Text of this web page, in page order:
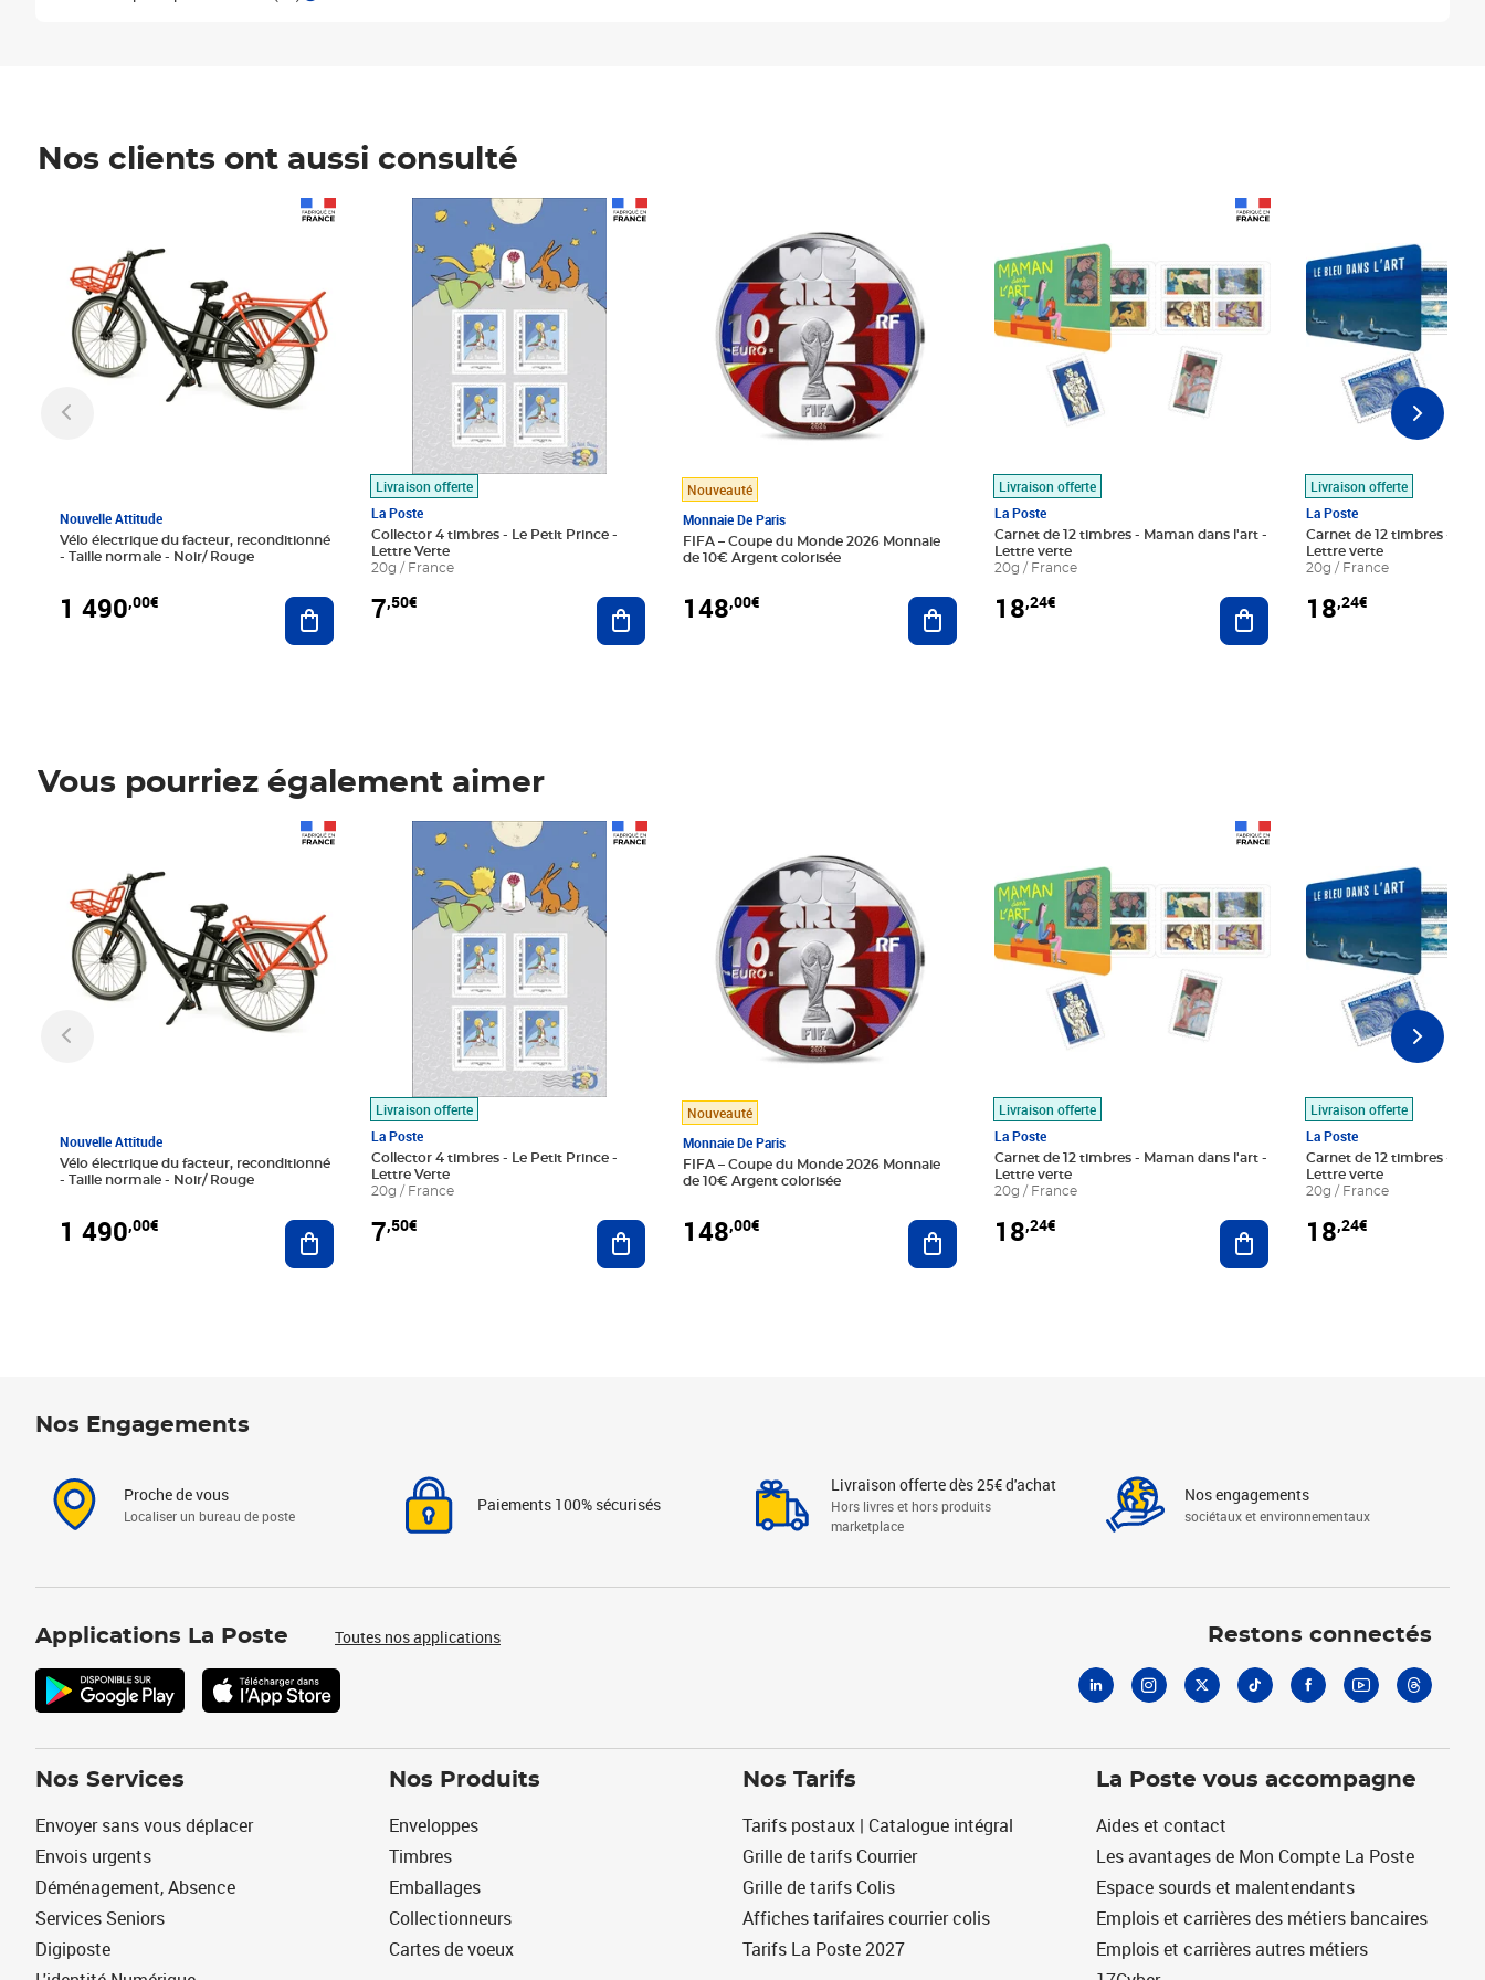
Nos clients ont aussi consulté
Nouvelle Attitude
Vélo électrique du facteur, reconditionné
- Taille normale - Noir/ Rouge
1 490,00€ Ajouter au panier
Livraison offerte
La Poste
Collector 4 timbres - Le Petit Prince -
Lettre Verte
20g / France
7,50€
Prix 7,50€
Ajouter au panier
Nouveauté
Monnaie De Paris
FIFA – Coupe du Monde 2026 Monnaie
de 10€ Argent colorisée
148,00€ Ajouter au panier
Livraison offerte
La Poste
Carnet de 12 timbres - Maman dans l'art -
Lettre verte
20g / France
18,24€ Ajouter au panier
Livraison offerte
La Poste
Carnet de 12 timbres - Le
Lettre verte
20g / France
18,24€
Vous pourriez également aimer
Nouvelle Attitude
Vélo électrique du facteur, reconditionné
- Taille normale - Noir/ Rouge
1 490,00€ Ajouter au panier
Livraison offerte
La Poste
Collector 4 timbres - Le Petit Prince -
Lettre Verte
20g / France
7,50€
Prix 7,50€
Ajouter au panier
Nouveauté
Monnaie De Paris
FIFA – Coupe du Monde 2026 Monnaie
de 10€ Argent colorisée
148,00€ Ajouter au panier
Livraison offerte
La Poste
Carnet de 12 timbres - Maman dans l'art -
Lettre verte
20g / France
18,24€ Ajouter au panier
Livraison offerte
La Poste
Carnet de 12 timbres - Le
Lettre verte
20g / France
18,24€
Nos Engagements
Proche de vous
Localiser un bureau de poste
Paiements 100% sécurisés
Livraison offerte dès 25€ d'achat
Hors livres et hors produits
marketplace
Nos engagements
sociétaux et environnementaux
Applications La Poste Toutes nos applications Restons connectés
Nos Services
Envoyer sans vous déplacer
Envois urgents
Déménagement, Absence
Services Seniors
Digiposte
Nos Produits
Enveloppes
Timbres
Emballages
Collectionneurs
Cartes de voeux
Nos Tarifs
Tarifs postaux | Catalogue intégral
Grille de tarifs Courrier
Grille de tarifs Colis
Affiches tarifaires courrier colis
Tarifs La Poste 2027
La Poste vous accompagne
Aides et contact
Les avantages de Mon Compte La Poste
Espace sourds et malentendants
Emplois et carrières des métiers bancaires
Emplois et carrières autres métiers